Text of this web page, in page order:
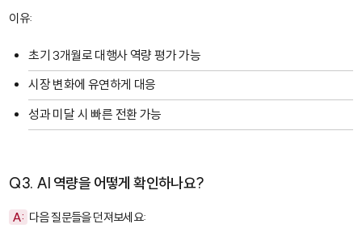
이유:
초기 3개월로 대행사 역량 평가 가능
시장 변화에 유연하게 대응
성과 미달 시 빠른 전환 가능
Q3. AI 역량을 어떻게 확인하나요?
A: 다음 질문들을 던져보세요: